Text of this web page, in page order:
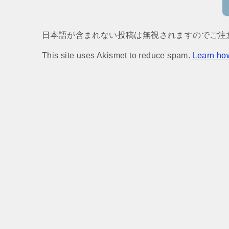
日本語が含まれない投稿は無視されますのでご注
This site uses Akismet to reduce spam. Learn